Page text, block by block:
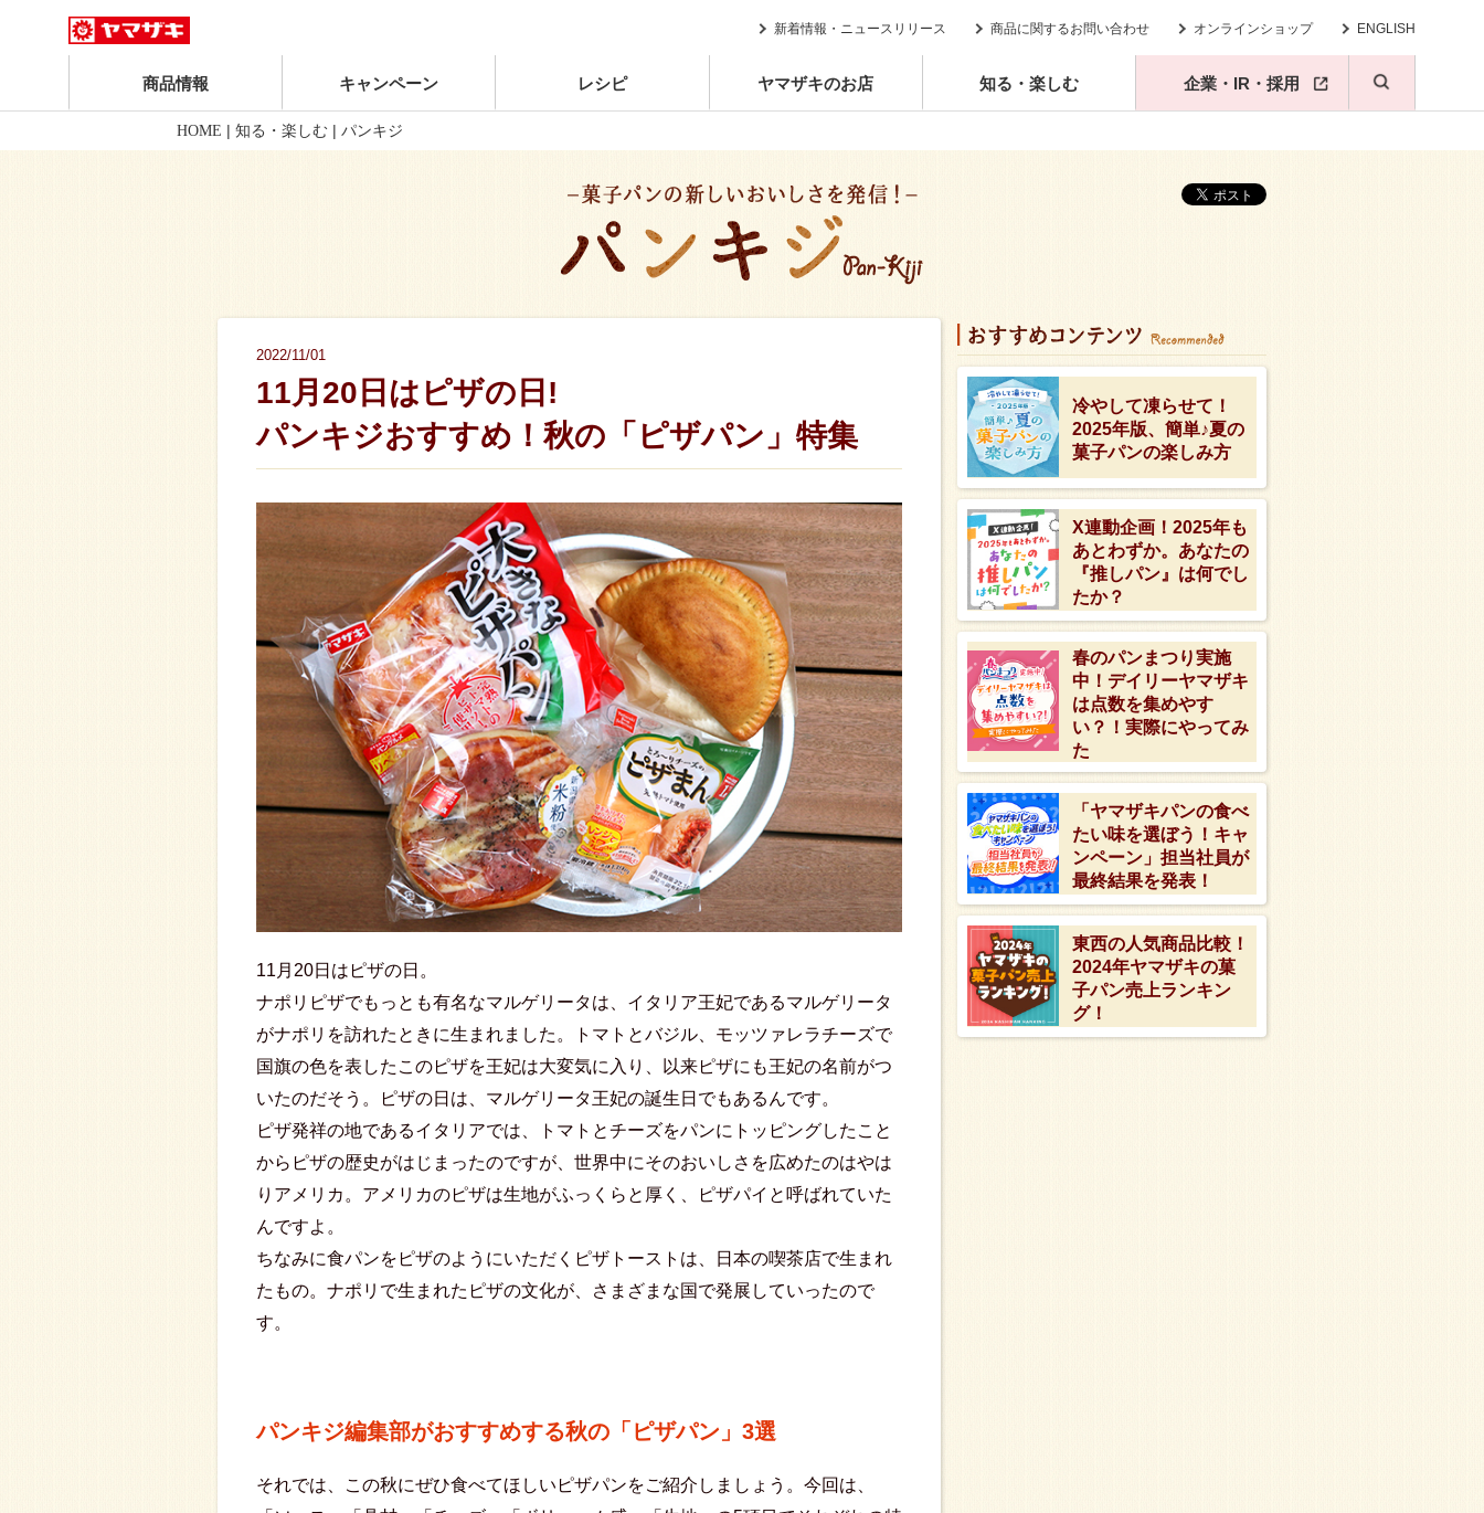
新着情報・ニュースリリース 商品に関するお問い合わせ オンラインショップ ENGLISH
商品情報 キャンペーン レシピ ヤマザキのお店 知る・楽しむ 企業・IR・採用
HOME | 知る・楽しむ | パンキジ
2022/11/01
11月20日はピザの日!
パンキジおすすめ！秋の「ピザパン」特集
11月20日はピザの日。
ナポリピザでもっとも有名なマルゲリータは、イタリア王妃であるマルゲリータ
がナポリを訪れたときに生まれました。トマトとバジル、モッツァレラチーズで
国旗の色を表したこのピザを王妃は大変気に入り、以来ピザにも王妃の名前がつ
いたのだそう。ピザの日は、マルゲリータ王妃の誕生日でもあるんです。
ピザ発祥の地であるイタリアでは、トマトとチーズをパンにトッピングしたこと
からピザの歴史がはじまったのですが、世界中にそのおいしさを広めたのはやは
りアメリカ。アメリカのピザは生地がふっくらと厚く、ピザパイと呼ばれていた
んですよ。
ちなみに食パンをピザのようにいただくピザトーストは、日本の喫茶店で生まれ
たもの。ナポリで生まれたピザの文化が、さまざまな国で発展していったので
す。
パンキジ編集部がおすすめする秋の「ピザパン」3選
それでは、この秋にぜひ食べてほしいピザパンをご紹介しましょう。今回は、
冷やして凍らせて！
2025年版、簡単♪夏の
菓子パンの楽しみ方
X連動企画！2025年も
あとわずか。あなたの
『推しパン』は何でし
たか？
春のパンまつり実施
中！デイリーヤマザキ
は点数を集めやす
い？！実際にやってみ
た
「ヤマザキパンの食べ
たい味を選ぼう！キャ
ンペーン」担当社員が
最終結果を発表！
東西の人気商品比較！
2024年ヤマザキの菓
子パン売上ランキン
グ！